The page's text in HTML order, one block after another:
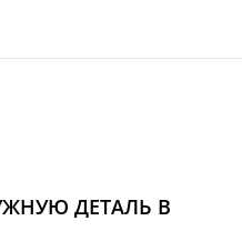
ДЕТАЛЬ В